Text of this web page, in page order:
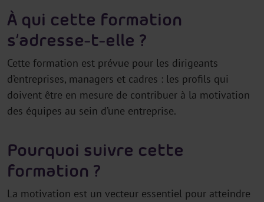
À qui cette formation
s’adresse-t-elle ?
Cette formation est prévue pour les dirigeants
d’entreprises, managers et cadres : les profils qui
doivent être en mesure de contribuer à la motivation
des équipes au sein d’une entreprise.
Pourquoi suivre cette
formation ?
La motivation est un vecteur essentiel pour atteindre